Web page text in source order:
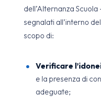
dell’Alternanza
segnalati all’interno
scopo di:
Verificare
e la presenza di
adeguate;